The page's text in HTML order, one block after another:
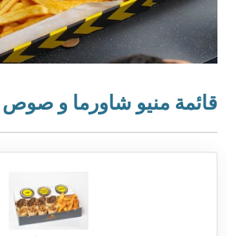
قائمة منيو شاورما و صوص